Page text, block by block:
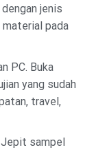
jenis
pada
PC. Buka
yang sudah
travel,
Jepit sampel